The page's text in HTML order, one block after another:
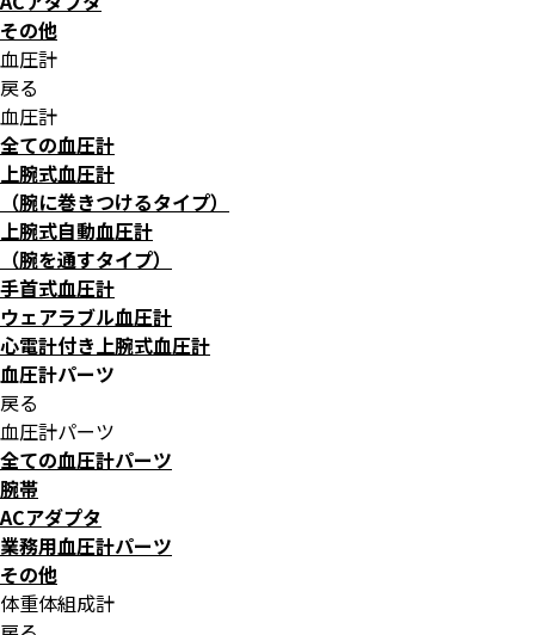
その他
血圧計
戻る
血圧計
全ての血圧計
上腕式血圧計
（腕に巻きつけるタイプ）
上腕式自動血圧計
（腕を通すタイプ）
手首式血圧計
ウェアラブル血圧計
心電計付き上腕式血圧計
血圧計パーツ
戻る
血圧計パーツ
全ての血圧計パーツ
腕帯
ACアダプタ
業務用血圧計パーツ
その他
体重体組成計